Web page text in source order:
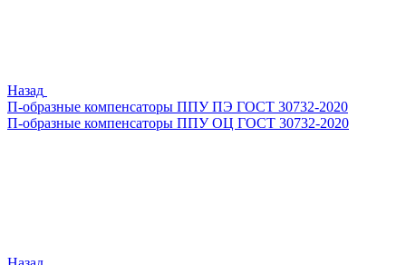
Назад
П-образные компенсаторы ППУ ПЭ ГОСТ 30732-2020
П-образные компенсаторы ППУ ОЦ ГОСТ 30732-2020